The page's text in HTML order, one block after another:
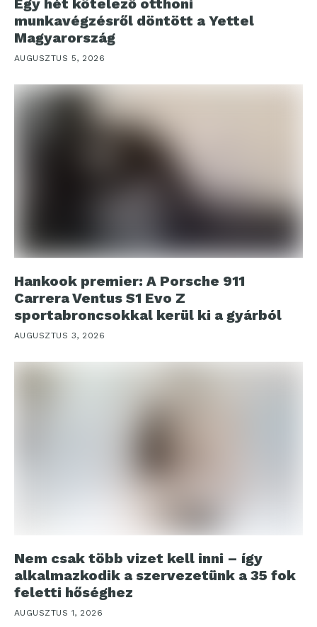
Egy hét kötelező otthoni
munkavégzésről döntött a Yettel
Magyarország
AUGUSZTUS 5, 2026
Hankook premier: A Porsche 911
Carrera Ventus S1 Evo Z
sportabroncsokkal kerül ki a gyárból
AUGUSZTUS 3, 2026
Nem csak több vizet kell inni – így
alkalmazkodik a szervezetünk a 35 fok
feletti hőséghez
AUGUSZTUS 1, 2026